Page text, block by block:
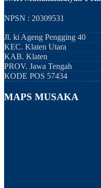
NPSN : 20309531
Jl. ki Ageng Pengging 40
KEC. Klaten Utara
KAB. Klaten
PROV. Jawa Tengah
KODE POS 57434
MAPS MUSAKA